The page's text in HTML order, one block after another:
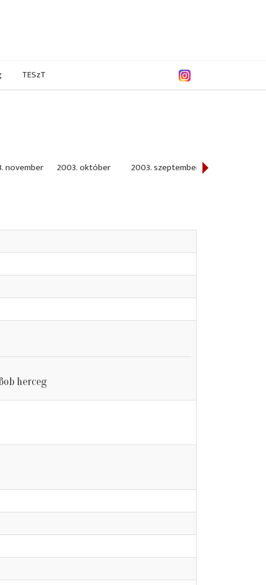
TESzT
november 2003. október 2003. szeptember 2003.
herceg